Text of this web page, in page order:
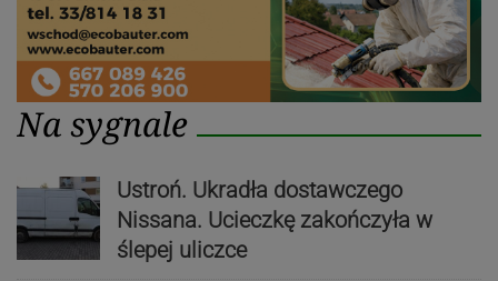
Na sygnale
Ustroń. Ukradła dostawczego
Nissana. Ucieczkę zakończyła w
ślepej uliczce